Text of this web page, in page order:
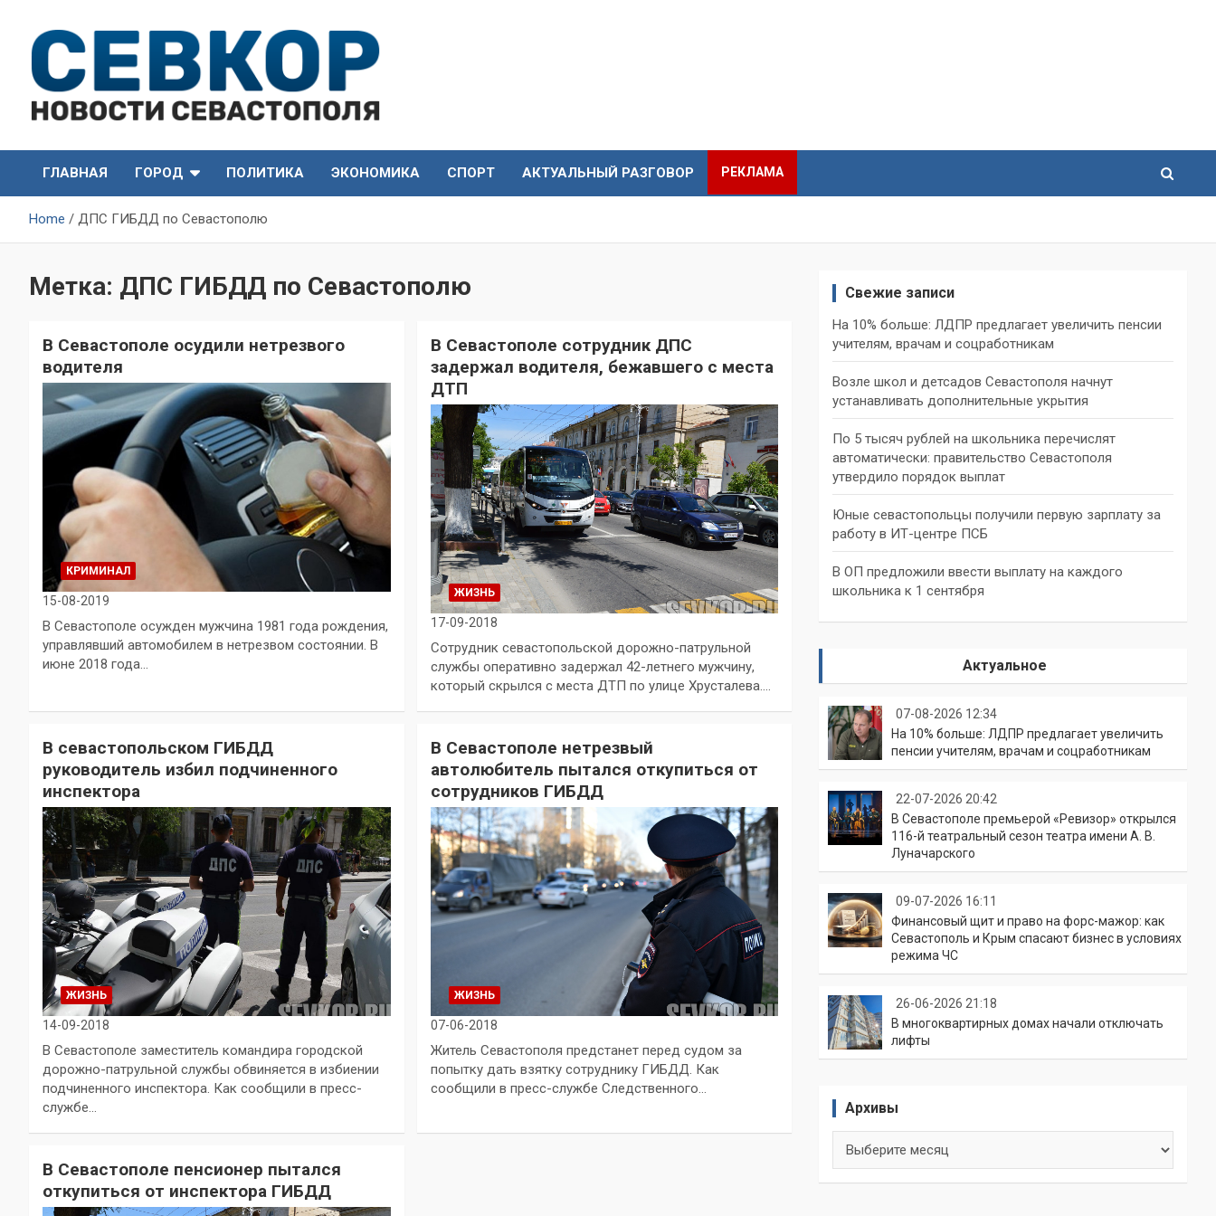
content
СевКор — Новости
Севастополя
Севастополя
ГЛАВНАЯ
ГОРОД ПОЛИТИКА ЭКОНОМИКА СПОРТ АКТУАЛЬНЫЙ РАЗГОВОР РЕКЛАМА
Home ДПС ГИБДД по Севастополю
Метка: ДПС ГИБДД по Севастополю
В Севастополе осудили нетрезвого
водителя
КРИМИНАЛ
15-08-2019
В Севастополе осужден мужчина 1981 года рождения,
управлявший автомобилем в нетрезвом состоянии. В
июне 2018 года…
В Севастополе сотрудник ДПС
задержал водителя, бежавшего с места
ДТП
ЖИЗНЬ
17-09-2018
Сотрудник севастопольской дорожно-патрульной
службы оперативно задержал 42-летнего мужчину,
который скрылся с места ДТП по улице Хрусталева.…
В севастопольском ГИБДД
руководитель избил подчиненного
инспектора
ЖИЗНЬ
14-09-2018
В Севастополе заместитель командира городской
дорожно-патрульной службы обвиняется в избиении
подчиненного инспектора. Как сообщили в пресс-
службе…
В Севастополе нетрезвый
автолюбитель пытался откупиться от
сотрудников ГИБДД
ЖИЗНЬ
07-06-2018
Житель Севастополя предстанет перед судом за
попытку дать взятку сотруднику ГИБДД. Как
сообщили в пресс-службе Следственного…
В Севастополе пенсионер пытался
откупиться от инспектора ГИБДД
Свежие записи
На 10% больше: ЛДПР предлагает увеличить пенсии
учителям, врачам и соцработникам
Возле школ и детсадов Севастополя начнут
устанавливать дополнительные укрытия
По 5 тысяч рублей на школьника перечислят
автоматически: правительство Севастополя
утвердило порядок выплат
Юные севастопольцы получили первую зарплату за
работу в ИТ-центре ПСБ
В ОП предложили ввести выплату на каждого
школьника к 1 сентября
Актуальное
07-08-2026 12:34
На 10% больше: ЛДПР предлагает увеличить
пенсии учителям, врачам и соцработникам
22-07-2026 20:42
В Севастополе премьерой «Ревизор» открылся
116-й театральный сезон театра имени А. В.
Луначарского
09-07-2026 16:11
Финансовый щит и право на форс-мажор: как
Севастополь и Крым спасают бизнес в условиях
режима ЧС
26-06-2026 21:18
В многоквартирных домах начали отключать
лифты
Архивы